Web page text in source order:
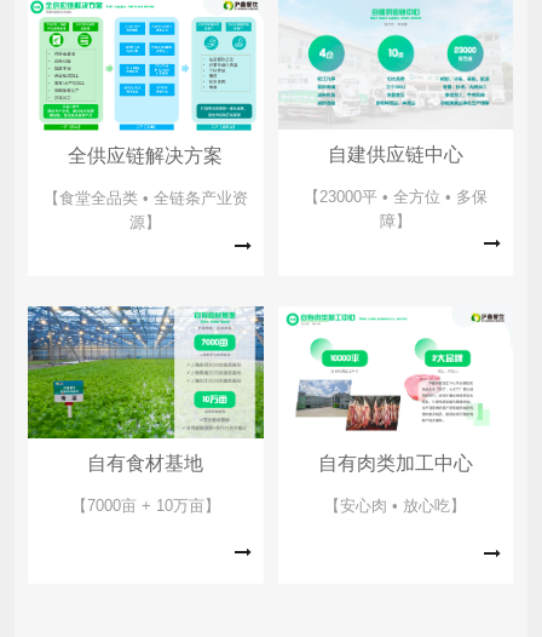
全供应链解决方案
【食堂全品类 • 全链条产业资
源】
自建供应链中心
【23000平 • 全方位 • 多保
障】
自有食材基地
【7000亩 + 10万亩】
自有肉类加工中心
【安心肉 • 放心吃】